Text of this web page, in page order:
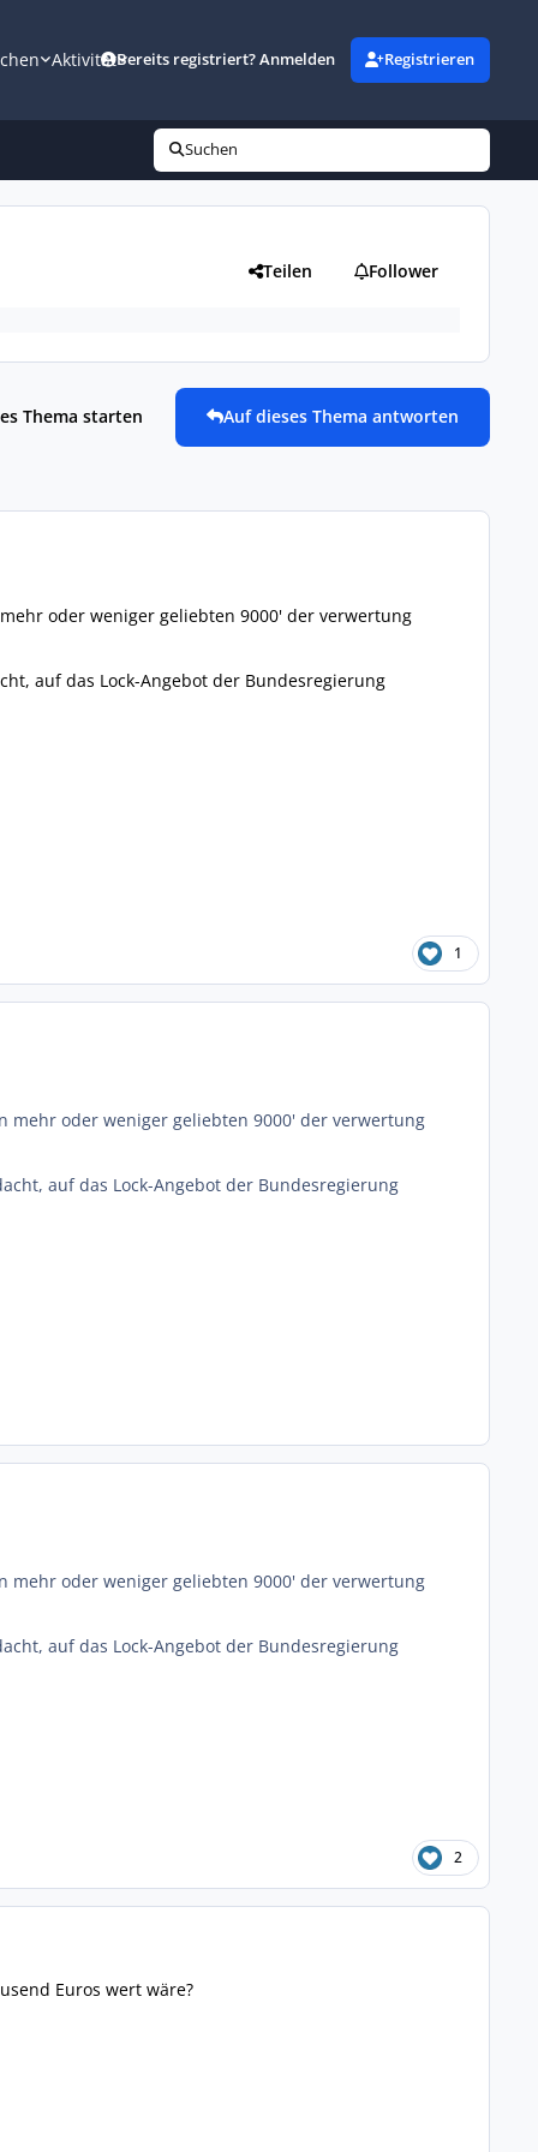
AktivitätBereits registriert? Anmelden Registrieren
Suchen
Teilen Follower
Thema starten Auf dieses Thema antworten
oder weniger geliebten 9000' der verwertung
auf das Lock-Angebot der Bundesregierung
1
mehr oder weniger geliebten 9000' der verwertung
auf das Lock-Angebot der Bundesregierung
mehr oder weniger geliebten 9000' der verwertung
auf das Lock-Angebot der Bundesregierung
2
Euros wert wäre?